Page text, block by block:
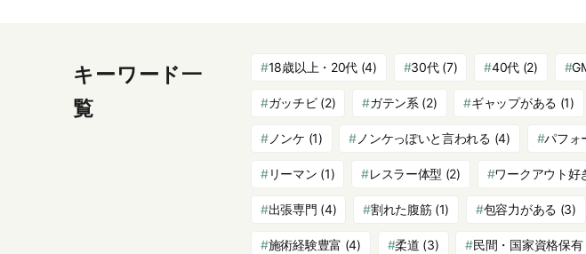
キーワード一
覧
18歳以上・20代 (4) 30代(7) 40代(2)
ガッチビ(2) ガテン系 (2) ギャップがある (1)
ノンケ (1) ノンケっぽいと言われる (4) パフォ
リーマン (1) レスラー体型 (2) ワークアウト好
出張専門 (4) 割れた腹筋(1) 包容力がある (3)
施術経験豊富 (4) 柔道 (3) 民間・国家資格保有